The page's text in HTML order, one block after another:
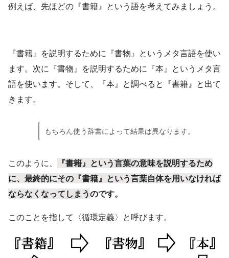
例えば、先ほどの『書籍』という語を考えてみましょう。
『書籍』を説明するために『書物』というメタ言語を使い
ます。次に『書物』を説明するために『本』というメタ言
語を使います。そして、『本』と調べると『書籍』と出て
きます。
もちろん使う辞書によって結果は異なります。
このように、
『書籍』という言葉の意味を説明するため
に、最終的にその『書籍』という言葉自体を用いなければ
ならなくなってしまうのです。
このことを指して〈循環定義〉と呼びます。